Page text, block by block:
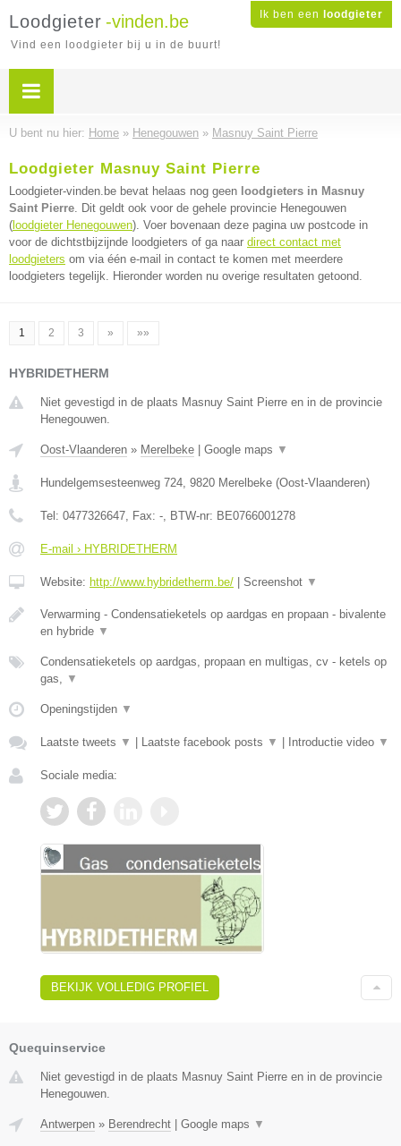
Ik ben een loodgieter
Loodgieter -vinden.be
Vind een loodgieter bij u in de buurt!
U bent nu hier: Home » Henegouwen » Masnuy Saint Pierre
Loodgieter Masnuy Saint Pierre
Loodgieter-vinden.be bevat helaas nog geen loodgieters in Masnuy
Saint Pierre. Dit geldt ook voor de gehele provincie Henegouwen
( loodgieter Henegouwen). Voer bovenaan deze pagina uw postcode in
voor de dichtstbijzijnde loodgieters of ga naar direct contact met
loodgieters om via één e-mail in contact te komen met meerdere
loodgieters tegelijk. Hieronder worden nu overige resultaten getoond.
1 2 3 » »»
HYBRIDETHERM
Niet gevestigd in de plaats Masnuy Saint Pierre en in de provincie
Henegouwen.
Oost-Vlaanderen » Merelbeke Google maps ▼
Hundelgemsesteenweg 724, 9820 Merelbeke (Oost-Vlaanderen)
Tel: 0477326647, Fax: -, BTW-nr: BE0766001278
E-mail › HYBRIDETHERM
Website: http://www.hybridetherm.be/ Screenshot ▼
Verwarming - Condensatieketels op aardgas en propaan - bivalente
en hybride ▼
Condensatieketels op aardgas, propaan en multigas, cv - ketels op
gas, ▼
Openingstijden ▼
Laatste tweets ▼ Laatste facebook posts ▼ Introductie video ▼
Sociale media:
BEKIJK VOLLEDIG PROFIEL
Quequinservice
Niet gevestigd in de plaats Masnuy Saint Pierre en in de provincie
Henegouwen.
Antwerpen » Berendrecht Google maps ▼